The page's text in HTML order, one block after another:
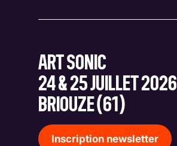
ART SONIC
24 & 25 JUILLET 2026
BRIOUZE (61)
Inscription newsletter